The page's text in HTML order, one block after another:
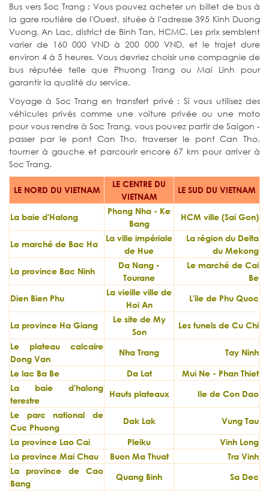
Bus vers Soc Trang : Vous pouvez acheter un billet de bus à
la gare routière de l'Ouest, située à l'adresse 395 Kinh Duong
Vuong, An Lac, district de Binh Tan, HCMC. Les prix semblent
varier de 160 000 VND à 200 000 VND, et le trajet dure
environ 4 à 5 heures. Vous devriez choisir une compagnie de
bus réputée telle que Phuong Trang ou Mai Linh pour
garantir la qualité du service.
Voyage à Soc Trang en transfert privé : Si vous utilisez des
véhicules privés comme une voiture privée ou une moto
pour vous rendre à Soc Trang, vous pouvez partir de Saigon -
passer par le pont Can Tho, traverser le pont Can Tho,
tourner à gauche et parcourir encore 67 km pour arriver à
Soc Trang.
LE NORD DU VIETNAM
LE CENTRE DU
VIETNAM
LE SUD DU VIETNAM
La baie d'Halong
Phong Nha - Ke
Bang
HCM ville (Sai Gon)
Le marché de Bac Ha
La ville impériale
de Hue
La région du Delta
du Mekong
La province Bac Ninh
Da Nang -
Tourane
Le marché de Cai
Be
Dien Bien Phu
La vieille ville de
Hoi An
L'ile de Phu Quoc
La province Ha Giang
Le site de My
Son
Les tunels de Cu Chi
Le plateau calcaire
Dong Van
Nha Trang Tay Ninh
Le lac Ba Be Da Lat
Mui Ne - Phan Thiet
La baie d'halong
terestre
Hauts plateaux Ile de Con Dao
Le parc national de
Cuc Phuong
Dak Lak Vung Tau
La province Lao Cai Pleiku
Vinh Long
La province Mai Chau
Buon Ma Thuat
Tra Vinh
La province de Cao
Bang
Quang Binh Sa Dec